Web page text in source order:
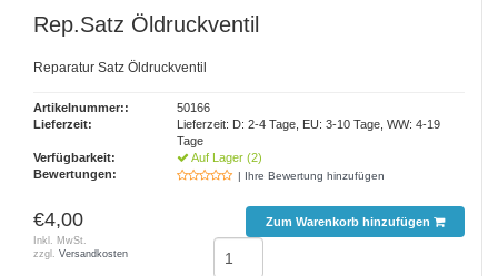
Rep.Satz Öldruckventil
Reparatur Satz Öldruckventil
Artikelnummer::
50166
Lieferzeit:
Lieferzeit: D: 2-4 Tage, EU: 3-10 Tage, WW: 4-19
Tage
Verfügbarkeit:
Auf Lager (2)
Bewertungen:
| Ihre Bewertung hinzufügen
€4,00
Inkl. MwSt.
zzgl. Versandkosten
Zum Warenkorb hinzufügen